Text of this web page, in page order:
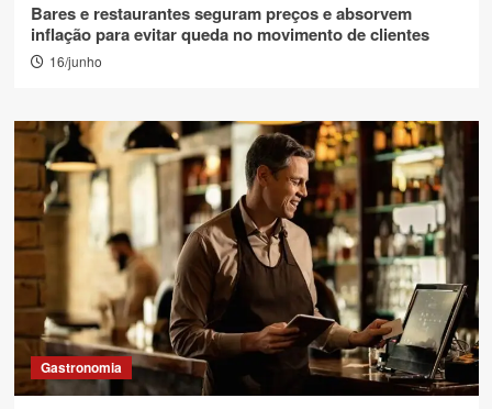
Bares e restaurantes seguram preços e absorvem
inflação para evitar queda no movimento de clientes
16/junho
Gastronomia